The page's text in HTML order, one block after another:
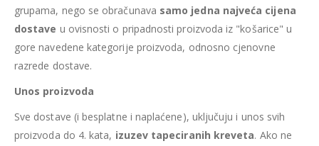
grupama, nego se obračunava samo jedna najveća cijena
dostave u ovisnosti o pripadnosti proizvoda iz "košarice" u
gore navedene kategorije proizvoda, odnosno cjenovne
razrede dostave.
Unos proizvoda
Sve dostave (i besplatne i naplaćene), uključuju i unos svih
proizvoda do 4. kata, izuzev tapeciranih kreveta. Ako ne